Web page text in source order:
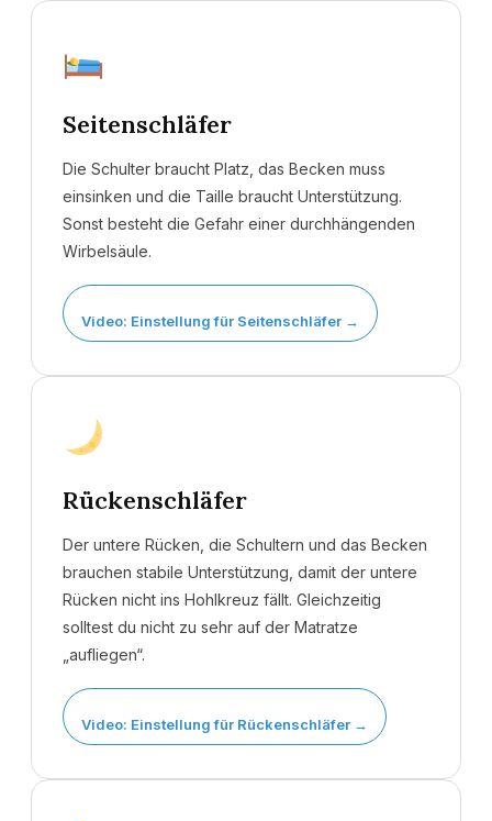
Seitenschläfer
Die Schulter braucht Platz, das Becken muss
einsinken und die Taille braucht Unterstützung.
Sonst besteht die Gefahr einer durchhängenden
Wirbelsäule.
Video: Einstellung für Seitenschläfer →
Rückenschläfer
Der untere Rücken, die Schultern und das Becken
brauchen stabile Unterstützung, damit der untere
Rücken nicht ins Hohlkreuz fällt. Gleichzeitig
solltest du nicht zu sehr auf der Matratze
„aufliegen“.
Video: Einstellung für Rückenschläfer →